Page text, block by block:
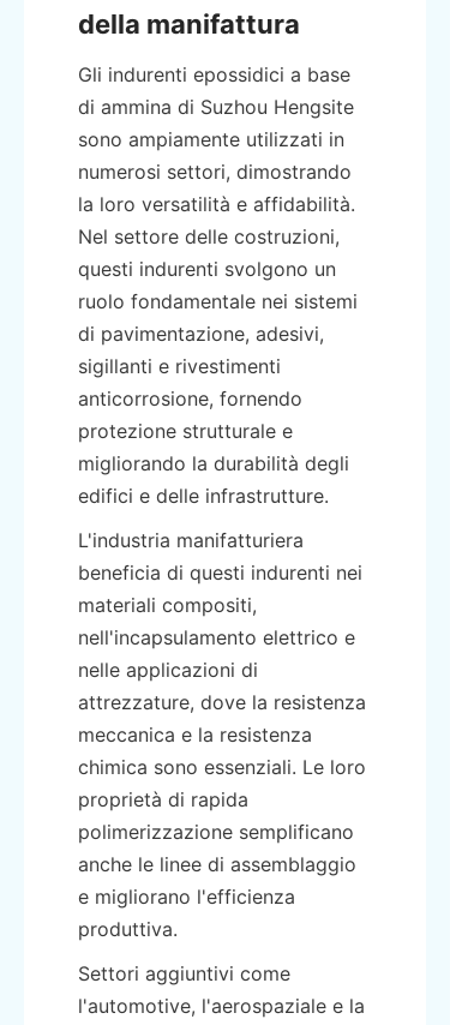
della manifattura
Gli indurenti epossidici a base
di ammina di Suzhou Hengsite
sono ampiamente utilizzati in
numerosi settori, dimostrando
la loro versatilità e affidabilità.
Nel settore delle costruzioni,
questi indurenti svolgono un
ruolo fondamentale nei sistemi
di pavimentazione, adesivi,
sigillanti e rivestimenti
anticorrosione, fornendo
protezione strutturale e
migliorando la durabilità degli
edifici e delle infrastrutture.
L'industria manifatturiera
beneficia di questi indurenti nei
materiali compositi,
nell'incapsulamento elettrico e
nelle applicazioni di
attrezzature, dove la resistenza
meccanica e la resistenza
chimica sono essenziali. Le loro
proprietà di rapida
polimerizzazione semplificano
anche le linee di assemblaggio
e migliorano l'efficienza
produttiva.
Settori aggiuntivi come
l'automotive, l'aerospaziale e la